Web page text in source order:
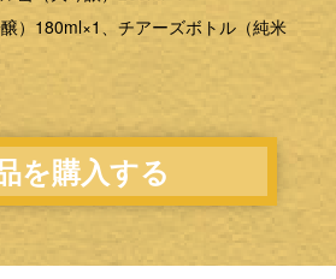
）180ml×1、チアーズボトル（純米
を購入する